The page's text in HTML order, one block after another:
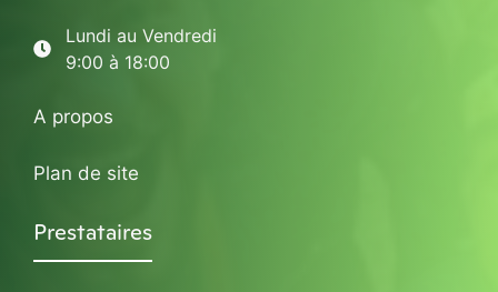
Lundi au Vendredi
9:00 à 18:00
A propos
Plan de site
Prestataires